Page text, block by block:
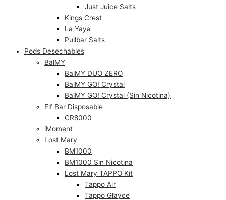
Just Juice Salts
Kings Crest
La Yaya
Pullbar Salts
Pods Desechables
BalMY
BalMY DUO ZERO
BalMY GO! Crystal
BalMY GO! Crystal (Sin Nicotina)
Elf Bar Disposable
CR8000
iMoment
Lost Mary
BM1000
BM1000 Sin Nicotina
Lost Mary TAPPO Kit
Tappo Air
Tappo Glayce